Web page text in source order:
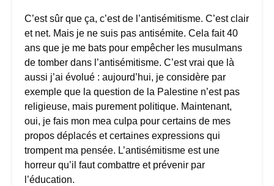
C’est sûr que ça, c’est de l’antisémitisme. C’est clair
et net. Mais je ne suis pas antisémite. Cela fait 40
ans que je me bats pour empêcher les musulmans
de tomber dans l’antisémitisme. C’est vrai que là
aussi j’ai évolué : aujourd’hui, je considère par
exemple que la question de la Palestine n’est pas
religieuse, mais purement politique. Maintenant,
oui, je fais mon mea culpa pour certains de mes
propos déplacés et certaines expressions qui
trompent ma pensée. L’antisémitisme est une
horreur qu’il faut combattre et prévenir par
l’éducation.